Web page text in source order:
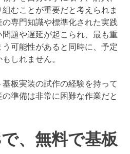
むことが重要だと考えられま
専門知識や標準化された実践
題や遅延が起こられ、最も重
可能性があると同時に、予定
しれません。
板実装の試作の経験を持って
準備は非常に困難な作業だと
、無料で基板